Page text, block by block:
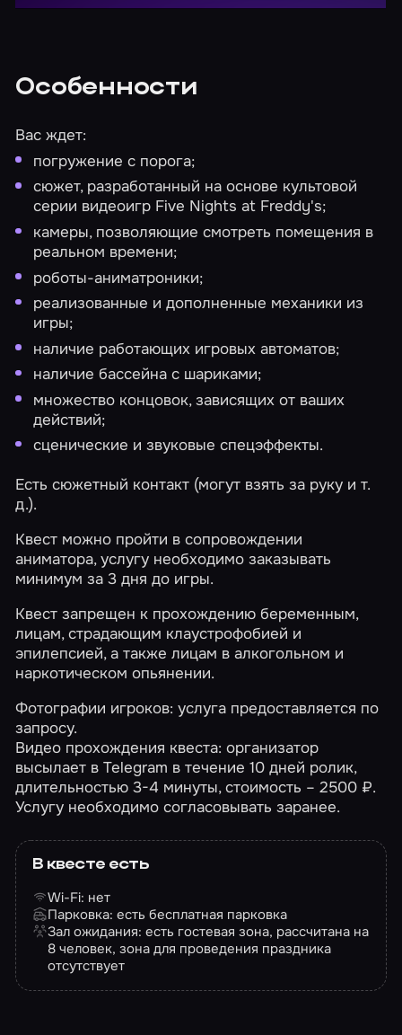
Особенности
Вас ждет:
погружение с порога;
сюжет, разработанный на основе культовой
серии видеоигр Five Nights at Freddy's;
камеры, позволяющие смотреть помещения в
реальном времени;
роботы-аниматроники;
реализованные и дополненные механики из
игры;
наличие работающих игровых автоматов;
наличие бассейна с шариками;
множество концовок, зависящих от ваших
действий;
сценические и звуковые спецэффекты.
Есть сюжетный контакт (могут взять за руку и т.
д.).
Квест можно пройти в сопровождении
аниматора, услугу необходимо заказывать
минимум за 3 дня до игры.
Квест запрещен к прохождению беременным,
лицам, страдающим клаустрофобией и
эпилепсией, а также лицам в алкогольном и
наркотическом опьянении.
Фотографии игроков: услуга предоставляется по
запросу.
Видео прохождения квеста: организатор
высылает в Telegram в течение 10 дней ролик,
длительностью 3-4 минуты, стоимость – 2500 ₽.
Услугу необходимо согласовывать заранее.
В квесте есть
Wi-Fi: нет
Парковка: есть бесплатная парковка
Зал ожидания: есть гостевая зона, рассчитана на
8 человек, зона для проведения праздника
отсутствует